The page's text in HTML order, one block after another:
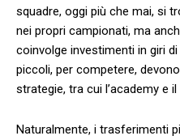
squadre, oggi più che mai, si
nei propri campionati, ma
coinvolge investimenti in giri
⁤piccoli, per competere,
strategie, ‍tra cui ‌l’academy e
Naturalmente, i trasferimenti